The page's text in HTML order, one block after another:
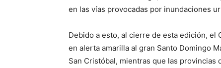
en las vías provocadas por inundaciones
Debido a esto, al cierre de esta edición, el
en alerta amarilla al gran Santo Domingo
San Cristóbal, mientras que las provincias